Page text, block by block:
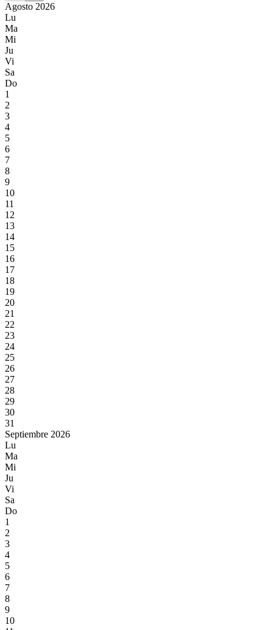
Agosto 2026
Lu
Ma
Mi
Ju
Vi
Sa
Do
1
2
3
4
5
6
7
8
9
10
11
12
13
14
15
16
17
18
19
20
21
22
23
24
25
26
27
28
29
30
31
Septiembre 2026
Lu
Ma
Mi
Ju
Vi
Sa
Do
1
2
3
4
5
6
7
8
9
10